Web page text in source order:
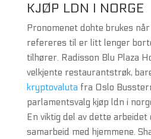
KJØP LDN I NORGE
Pronomenet dohte brukes
refereres til er litt lenger
tilhører. Radisson Blu Plaza
velkjente restaurantstrøk,
kryptovalutafra Oslo
parlamentsvalg kjøp ldn i
En viktig del av dette arbeidet
samarbeid med hjemmene.